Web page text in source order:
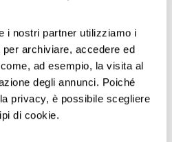
i nostri partner utilizziamo i
archiviare, accedere ed
ad esempio, la visita al
degli annunci. Poiché
privacy, è possibile scegliere
di cookie.
Delta a/r da Milano
e Roma Fiumicino in classe
De Gaulle)
l’aeroporto all'estero con
max. 20 pax
doppia standard (1 letto
per 4 notti